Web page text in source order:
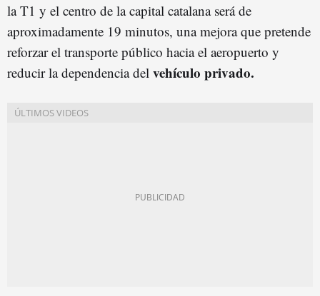
la T1 y el centro de la capital catalana será de
aproximadamente 19 minutos, una mejora que pretende
reforzar el transporte público hacia el aeropuerto y
reducir la dependencia del vehículo privado.